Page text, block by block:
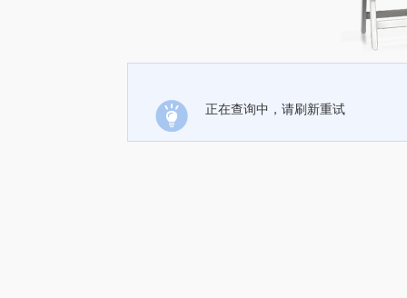
正在查询中，请刷新重试